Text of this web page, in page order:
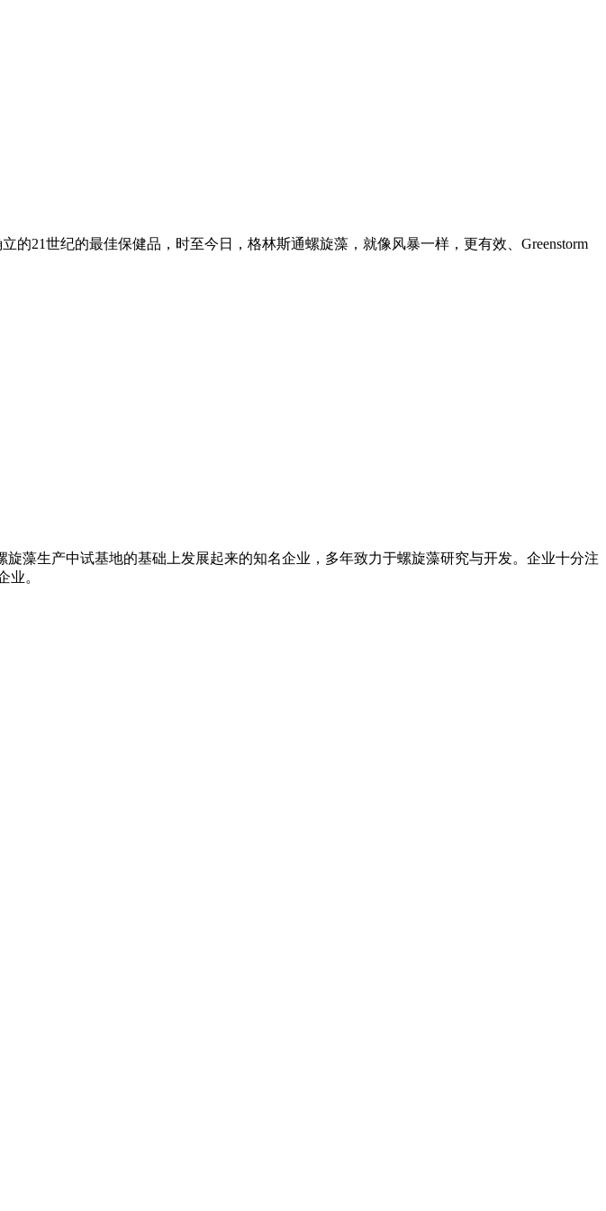
21世纪的最佳保健品，时至今日，格林斯通螺旋藻，就像风暴一样，更有效、Greenstorm
旋藻生产中试基地的基础上发展起来的知名企业，多年致力于螺旋藻研究与开发。企业十分注
业。